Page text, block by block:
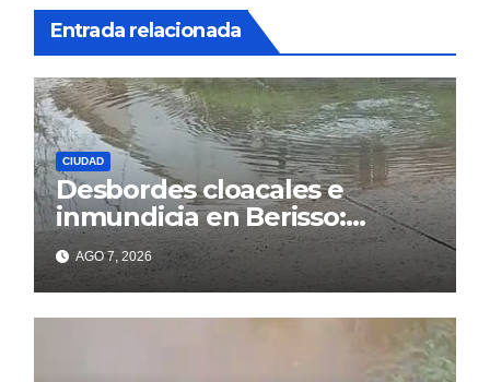
Entrada relacionada
CIUDAD
Desbordes cloacales e
inmundicia en Berisso:
colapso de la red en la calle
14AGO 7, 2026